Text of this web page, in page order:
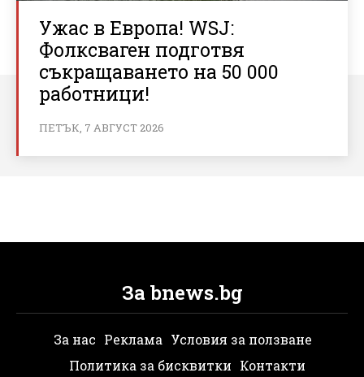
Ужас в Европа! WSJ:
Фолксваген подготвя
съкращаването на 50 000
работници!
ПЕТЪК, 7 АВГУСТ 2026
За bnews.bg
За нас Реклама Условия за ползване
Политика за бисквитки Контакти